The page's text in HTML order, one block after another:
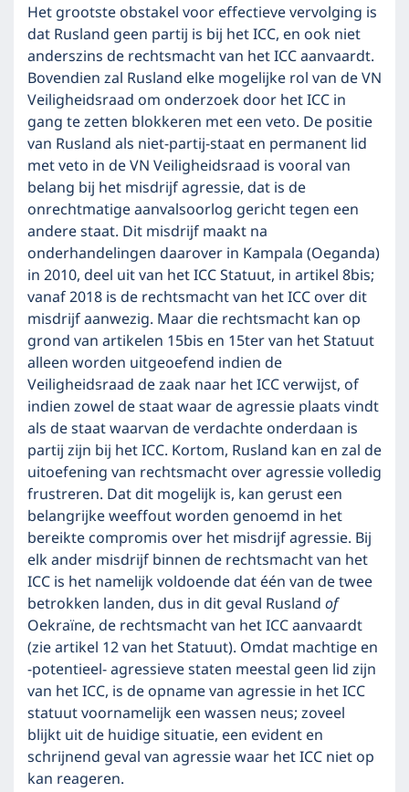
Het grootste obstakel voor effectieve vervolging is
dat Rusland geen partij is bij het ICC, en ook niet
anderszins de rechtsmacht van het ICC aanvaardt.
Bovendien zal Rusland elke mogelijke rol van de VN
Veiligheidsraad om onderzoek door het ICC in
gang te zetten blokkeren met een veto. De positie
van Rusland als niet-partij-staat en permanent lid
met veto in de VN Veiligheidsraad is vooral van
belang bij het misdrijf agressie, dat is de
onrechtmatige aanvalsoorlog gericht tegen een
andere staat. Dit misdrijf maakt na
onderhandelingen daarover in Kampala (Oeganda)
in 2010, deel uit van het ICC Statuut, in artikel 8bis;
vanaf 2018 is de rechtsmacht van het ICC over dit
misdrijf aanwezig. Maar die rechtsmacht kan op
grond van artikelen 15bis en 15ter van het Statuut
alleen worden uitgeoefend indien de
Veiligheidsraad de zaak naar het ICC verwijst, of
indien zowel de staat waar de agressie plaats vindt
als de staat waarvan de verdachte onderdaan is
partij zijn bij het ICC. Kortom, Rusland kan en zal de
uitoefening van rechtsmacht over agressie volledig
frustreren. Dat dit mogelijk is, kan gerust een
belangrijke weeffout worden genoemd in het
bereikte compromis over het misdrijf agressie. Bij
elk ander misdrijf binnen de rechtsmacht van het
ICC is het namelijk voldoende dat één van de twee
betrokken landen, dus in dit geval Ruslandof
Oekraïne, de rechtsmacht van het ICC aanvaardt
(zie artikel 12 van het Statuut). Omdat machtige en
-potentieel- agressieve staten meestal geen lid zijn
van het ICC, is de opname van agressie in het ICC
statuut voornamelijk een wassen neus; zoveel
blijkt uit de huidige situatie, een evident en
schrijnend geval van agressie waar het ICC niet op
kan reageren.